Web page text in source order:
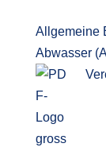
Allgemeine
Abwasser